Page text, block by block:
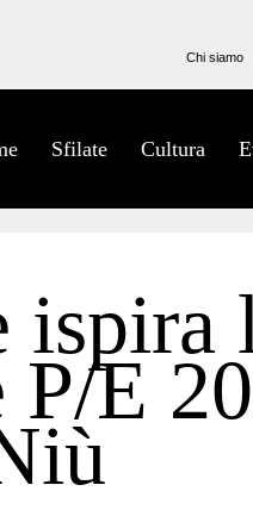
Chi siamo
Sfilate Cultura
ispira
E